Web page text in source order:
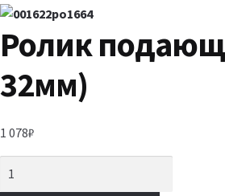
Ролик
32мм)
1 078₽